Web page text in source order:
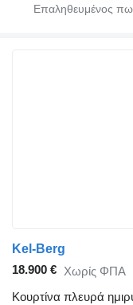
Kel-Berg
18.900 € Χωρίς ΦΠΑ
Κουρτίνα πλευρά